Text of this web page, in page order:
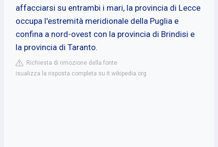
affacciarsi su entrambi i mari, la provincia di Lecce
occupa l'estremità meridionale della Puglia e
confina a nord-ovest con la provincia di Brindisi e
la provincia di Taranto.
Richiesta di rimozione della fonte
isualizza la risposta completa su it.wikipedia.org